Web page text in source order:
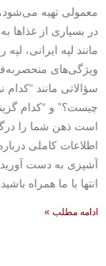
معمولی تهیه
در بسیاری از غذاها
مانند لپه ایرانی،
ویژگی‌های
سؤالاتی مانند “کدام
چیست؟” و “کدام
است ذهن شما را
اطلاعات کاملی
آشپزی به دست
انتها با ما همراه
ادامه مطلب »